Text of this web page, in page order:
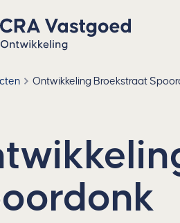
– Ga naar homepage
Ontwikkeling Broekstraat